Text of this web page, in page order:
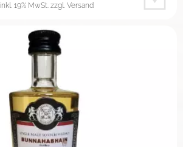
inkl. 19% MwSt. zzgl. Versand